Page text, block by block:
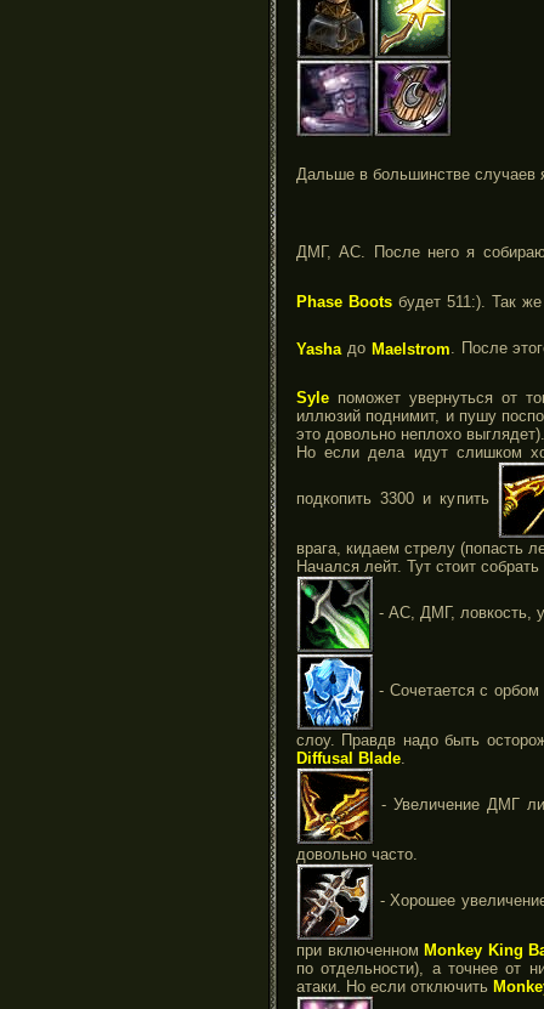
Дальше в большинстве случаев
ДМГ, АС. После него я
Phase Boots будет 511:). Так
Yasha до Maelstrom. После
Syle поможет увернуться от
иллюзий поднимит, и пушу
это довольно неплохо
Но если дела идут слишком
подкопить 3300 и купить
врага, кидаем стрелу (попасть
Начался лейт. Тут стоит
- АС, ДМГ, ловкость,
- Сочетается с орбом
слоу. Правдв надо быть
Diffusal Blade.
- Увеличение ДМГ
довольно часто.
- Хорошее
при включенном Monkey King
по отдельности), а точнее от
атаки. Но если отключить